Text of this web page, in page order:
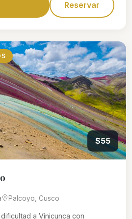
Reservar
$55
Palcoyo, Cusco
a Vinicunca con